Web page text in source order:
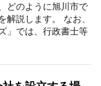
どのように旭川市で
解説します。 なお、
」では、行政書士等